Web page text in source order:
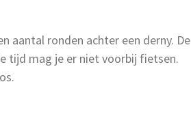
aantal ronden achter een derny. De
tijd mag je er niet voorbij fietsen.